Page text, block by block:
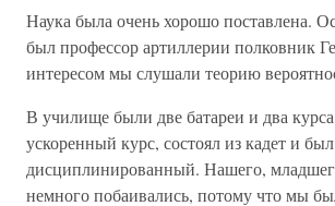
Наука была очень хорошо поставлена.
был профессор артиллерии полковник
интересом мы слушали теорию
В училище были две батареи и два
ускоренный курс, состоял из кадет и
дисциплинированный. Нашего,
немного побаивались, потому что мы